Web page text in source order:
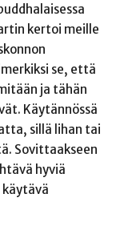
kertoi meille
se, että
ja tähän
Käytännössä
sillä lihan tai
Sovittaakseen
hyviä